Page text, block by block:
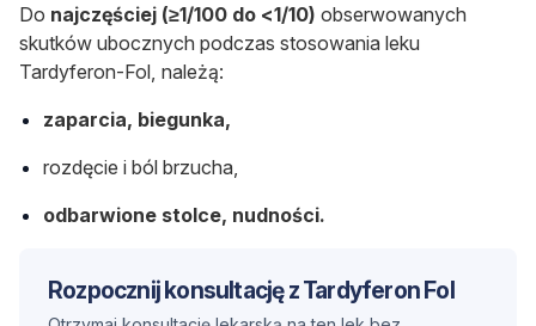
Do najczęściej (≥1/100 do <1/10) obserwowanych
skutków ubocznych podczas stosowania leku
Tardyferon-Fol, należą:
zaparcia, biegunka,
rozdęcie i ból brzucha,
odbarwione stolce, nudności.
Rozpocznij konsultację z Tardyferon Fol